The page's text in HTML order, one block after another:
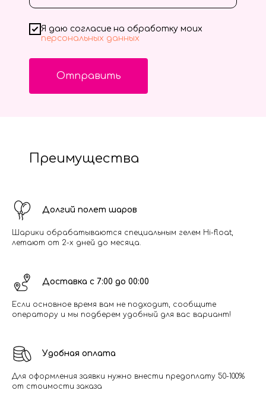
Я даю согласие на обработку моих
персональных данных
Отправить
Преимущества
Долгий полет шаров
Шарики обрабатываются специальным гелем Hi-float,
летают от 2-х дней до месяца.
Доставка с 7:00 до 00:00
Если основное время вам не подходит, сообщите
оператору и мы подберем удобный для вас вариант!
Удобная оплата
Для оформления заявки нужно внести предоплату 50-100%
от стоимости заказа